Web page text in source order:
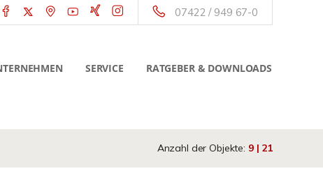
07422 / 949 67-0
SERVICE RATGEBER & DOWNLOADS
Anzahl der Objekte: 9 | 21